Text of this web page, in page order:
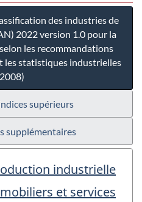
des industries de
2022 version 1.0 pour la
les recommandations
les statistiques industrielles
supérieurs
supplémentaires
industrielle
et services